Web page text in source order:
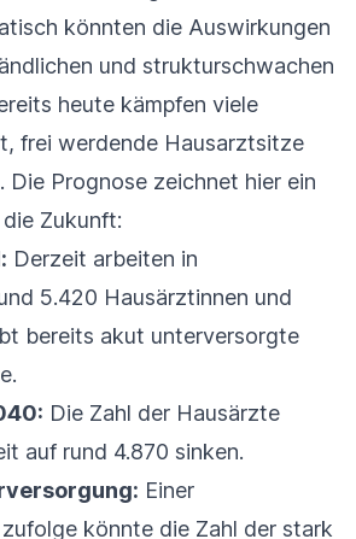
könnten die Auswirkungen
und strukturschwachen
heute kämpfen viele
frei werdende Hausarztsitze
Die Prognose zeichnet hier ein
Zukunft:
Derzeit arbeiten in
5.420 Hausärztinnen und
bereits akut unterversorgte
Die Zahl der Hausärzte
auf rund 4.870 sinken.
Einer
könnte die Zahl der stark